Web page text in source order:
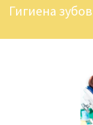
Гигиена зубов